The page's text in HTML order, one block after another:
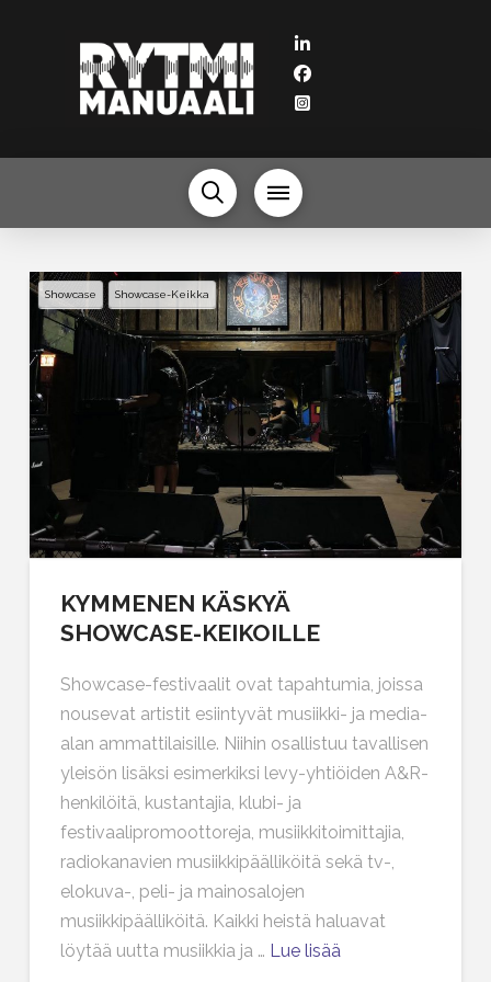
KYMMENEN KÄSKYÄ
SHOWCASE-KEIKOILLE
Showcase-festivaalit ovat tapahtumia, joissa
nousevat artistit esiintyvät musiikki- ja media-
alan ammattilaisille. Niihin osallistuu tavallisen
yleisön lisäksi esimerkiksi levy-yhtiöiden A&R-
henkilöitä, kustantajia, klubi- ja
festivaalipromoottoreja, musiikkitoimittajia,
radiokanavien musiikkipäälliköitä sekä tv-,
elokuva-, peli- ja mainosalojen
musiikkipäälliköitä. Kaikki heistä haluavat
löytää uutta musiikkia ja … Lue lisää
Showcase Showcase-Keikka